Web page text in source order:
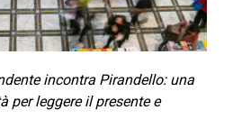
incontra Pirandello: una
per leggere il presente e